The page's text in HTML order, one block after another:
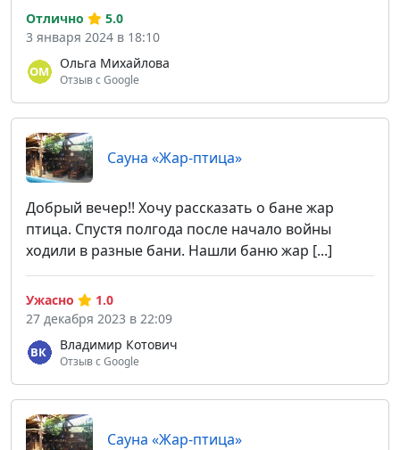
Ольга Михайлова
Отзыв с Google
Отлично
5.0
3 января 2024 в 18:10
Сауна «Жар-птица»
Добрый вечер!! Хочу рассказать о бане жар
птица. Спустя полгода после начало войны
ходили в разные бани. Нашли баню жар [...]
Владимир Котович
Отзыв с Google
Ужасно
1.0
27 декабря 2023 в 22:09
Сауна «Жар-птица»